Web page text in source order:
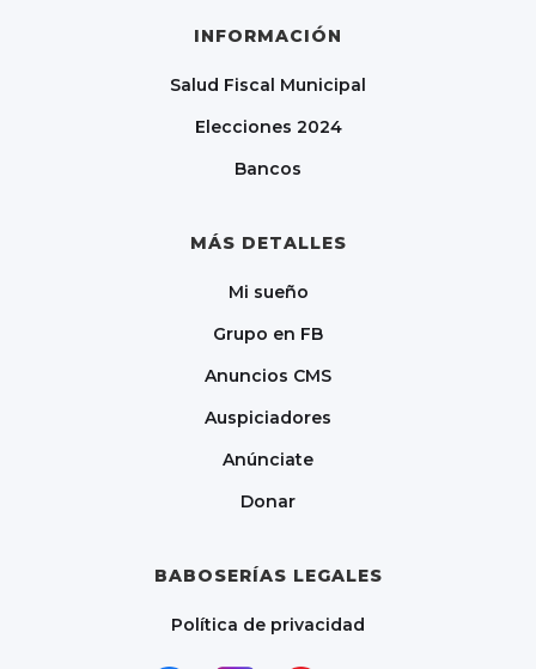
INFORMACIÓN
Salud Fiscal Municipal
Elecciones 2024
Bancos
MÁS DETALLES
Mi sueño
Grupo en FB
Anuncios CMS
Auspiciadores
Anúnciate
Donar
BABOSERÍAS LEGALES
Política de privacidad